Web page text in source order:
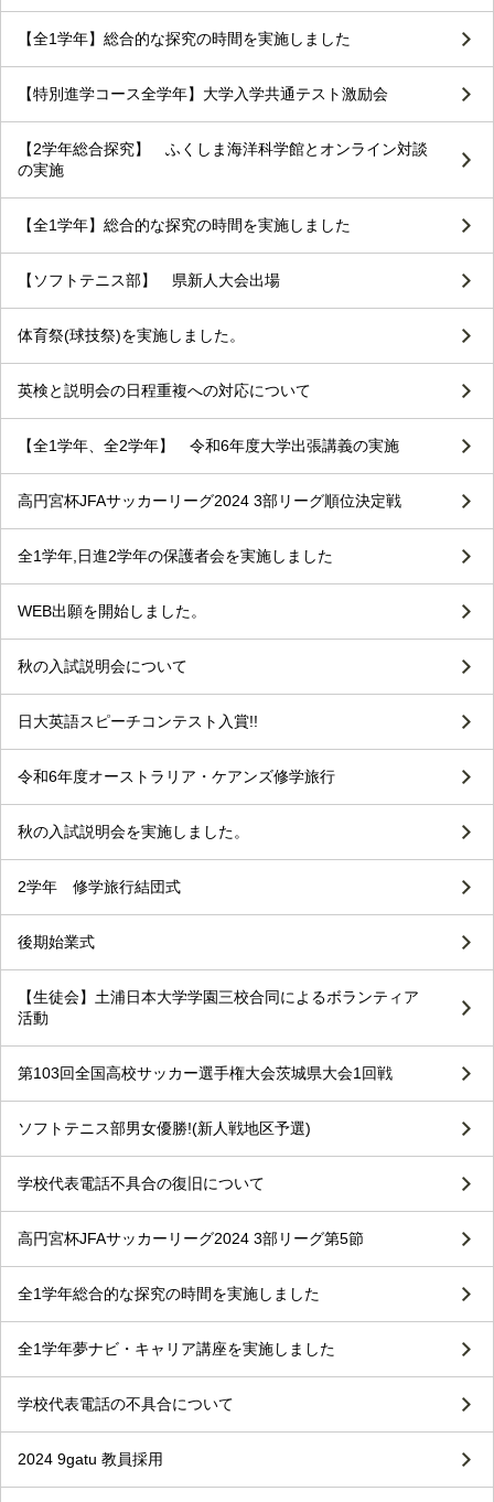
【全1学年】総合的な探究の時間を実施しました
【特別進学コース全学年】大学入学共通テスト激励会
【2学年総合探究】 ふくしま海洋科学館とオンライン対談
の実施
【全1学年】総合的な探究の時間を実施しました
【ソフトテニス部】 県新人大会出場
体育祭(球技祭)を実施しました。
英検と説明会の日程重複への対応について
【全1学年、全2学年】 令和6年度大学出張講義の実施
高円宮杯JFAサッカーリーグ2024 3部リーグ順位決定戦
全1学年,日進2学年の保護者会を実施しました
WEB出願を開始しました。
秋の入試説明会について
日大英語スピーチコンテスト入賞!!
令和6年度オーストラリア・ケアンズ修学旅行
秋の入試説明会を実施しました。
2学年 修学旅行結団式
後期始業式
【生徒会】土浦日本大学学園三校合同によるボランティア
活動
第103回全国高校サッカー選手権大会茨城県大会1回戦
ソフトテニス部男女優勝!(新人戦地区予選)
学校代表電話不具合の復旧について
高円宮杯JFAサッカーリーグ2024 3部リーグ第5節
全1学年総合的な探究の時間を実施しました
全1学年夢ナビ・キャリア講座を実施しました
学校代表電話の不具合について
2024 9gatu 教員採用